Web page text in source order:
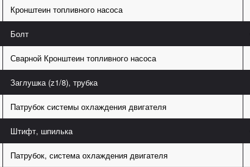
Кронштеин топливного насоса
Болт
Сварной Кронштеин топливного насоса
Заглушка (z1/8), трубка
Патрубок системы охлаждения двигателя
Штифт, шпилька
Патрубок, система охлаждения двигателя